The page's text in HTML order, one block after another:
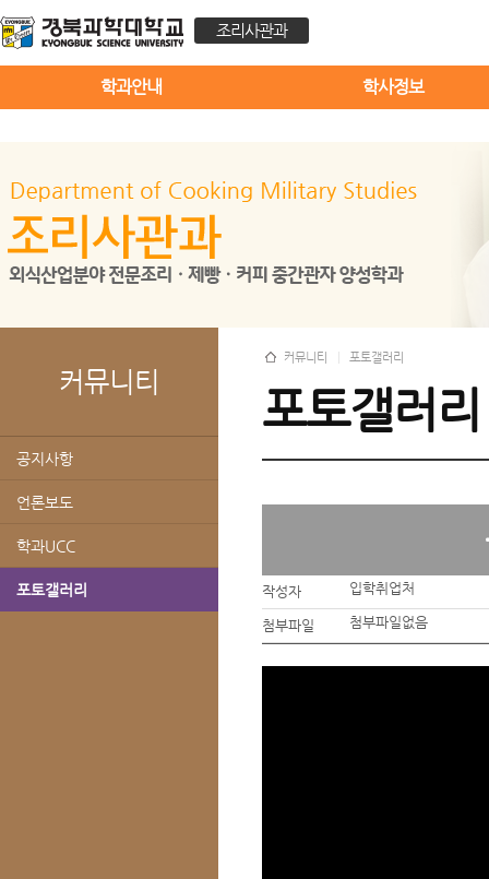
조리사관과
학과안내 학사정보
커뮤니티
공지사항
언론보도
학과UCC
포토갤러리
커뮤니티 포토갤러리
포토갤러리
작성자 입학취업처
첨부파일 첨부파일없음